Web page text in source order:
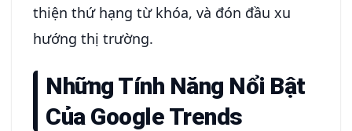
thiện thứ hạng từ khóa, và đón đầu xu
hướng thị trường.
Những Tính Năng Nổi Bật
Của Google Trends